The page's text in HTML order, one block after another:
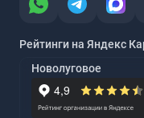
Рейтинги на Яндекс
Новолуговое